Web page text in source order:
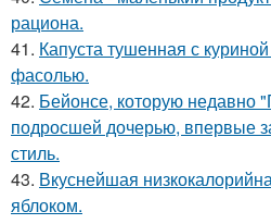
рациона.
41. Капуста тушенная с
фасолью.
42. Бейонсе, которую недавно
подросшей дочерью, впервые
стиль.
43. Вкуснейшая
яблоком.